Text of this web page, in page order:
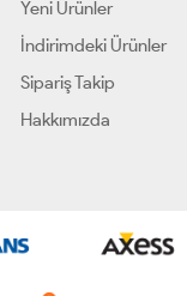
Yeni Ürünler
İndirimdeki Ürünler
Sipariş Takip
Hakkımızda